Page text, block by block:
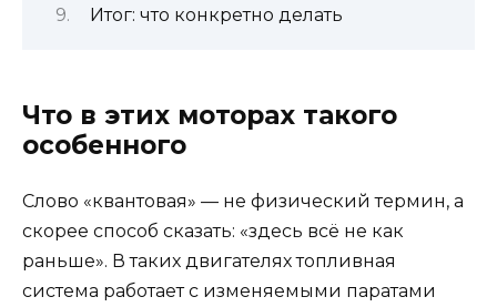
Итог: что конкретно делать
Что в этих моторах такого
особенного
Слово «квантовая» — не физический термин, а
скорее способ сказать: «здесь всё не как
раньше». В таких двигателях топливная
система работает с изменяемыми паратами